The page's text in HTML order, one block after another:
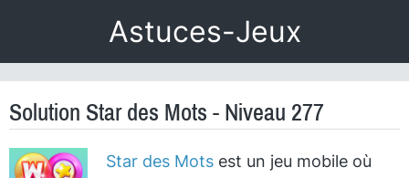
Astuces-Jeux
Solution Star des Mots - Niveau 277
Star des Motsest un jeu mobile où